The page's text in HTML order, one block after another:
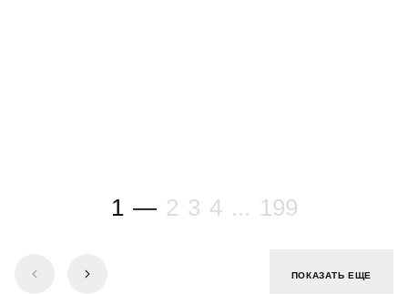
1 — 2 3 4 ... 199
ПОКАЗАТЬ ЕЩЕ